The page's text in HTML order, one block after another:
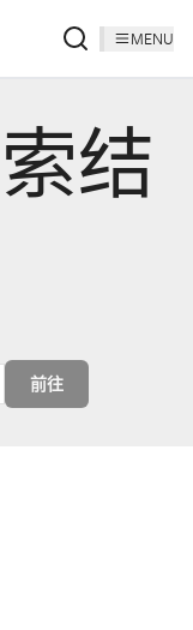
MENU
结
前往